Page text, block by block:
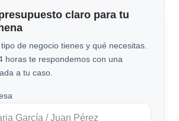
claro para tu
de negocio tienes y qué necesitas.
horas te respondemos con una
a tu caso.